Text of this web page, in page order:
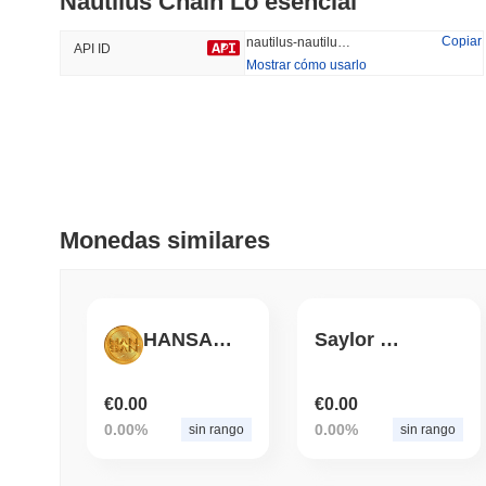
4.98%
API ID
Copiar
Mostrar cómo usarlo
Monedas similares
HANSAN COIN
€0.00
0.00% sin rango
Saylor GPT
€0.00
0.00% sin rango